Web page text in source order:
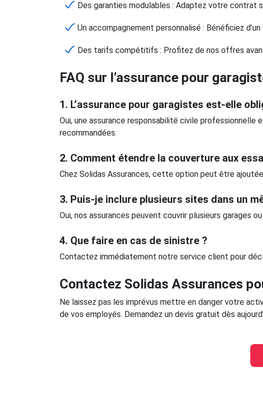
Des garanties modulables : Adaptez votre
Un accompagnement personnalisé : Bénéficiez
Des tarifs compétitifs : Profitez de nos offres
FAQ sur l’assurance pour
1. L’assurance pour garagistes est-elle
Oui, une assurance responsabilité civile
recommandées.
2. Comment étendre la couverture aux
Chez Solidas Assurances, cette option peut être
3. Puis-je inclure plusieurs sites dans un
Oui, nos assurances peuvent couvrir plusieurs garages
4. Que faire en cas de sinistre ?
Contactez immédiatement notre service client pour
Contactez Solidas Assurances
Ne laissez pas les imprévus mettre en danger votre
de vos employés. Demandez un devis gratuit dès